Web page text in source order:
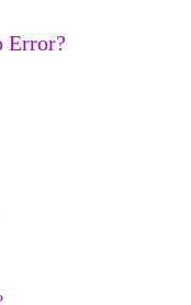
Error?